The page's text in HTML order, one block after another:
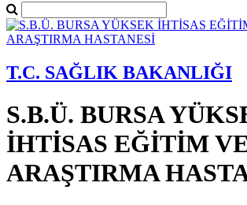
T.C. SAĞLIK BAKANLIĞI
S.B.Ü. BURSA
İHTİSAS EĞİTİM
ARAŞTIRMA